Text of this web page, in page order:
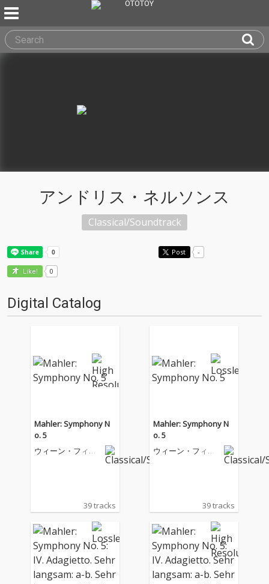
アンドリス・ネルソンス
Classical/Soundtrack
Post -
Like! 0
Digital Catalog
Mahler: Symphony N
o. 5
ウィーン・フィル
39 tracks
Mahler: Symphony N
o. 5
ウィーン・フィル
39 tracks